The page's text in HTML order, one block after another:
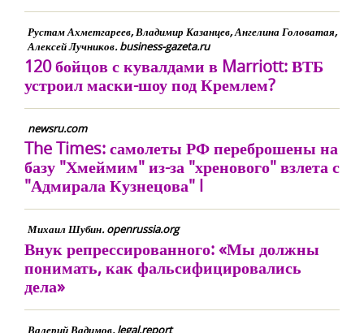
Рустам Ахметгареев, Владимир Казанцев, Ангелина Головатая,
Алексей Лучников. business-gazeta.ru
120 бойцов с кувалдами в Marriott: ВТБ
устроил маски-шоу под Кремлем?
newsru.com
The Times: самолеты РФ переброшены на
базу "Хмеймим" из-за "хренового" взлета с
"Адмирала Кузнецова" l
Михаил Шубин. openrussia.org
Внук репрессированного: «Мы должны
понимать, как фальсифицировались
дела»
Валерий Вадимов. legal.report